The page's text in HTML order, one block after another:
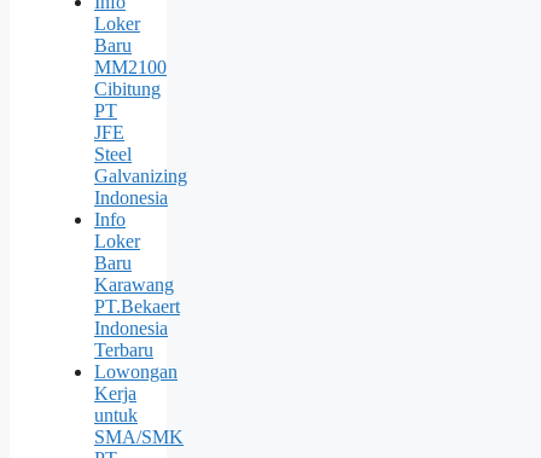
Loker
Baru
MM2100
Cibitung
PT
JFE
Steel
Galvanizing
Indonesia
Info
Loker
Baru
Karawang
PT.Bekaert
Indonesia
Terbaru
Lowongan
Kerja
untuk
SMA/SMK